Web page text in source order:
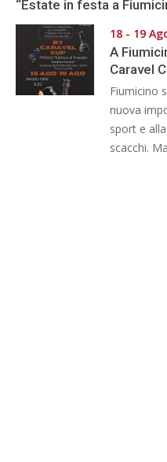
“Estate in festa a
18 - 19
A
Caravel
Fiumicino
nuova
sport e
scacchi.